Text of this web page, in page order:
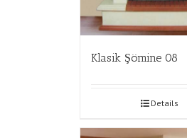
Klasik Şömine 08
Details